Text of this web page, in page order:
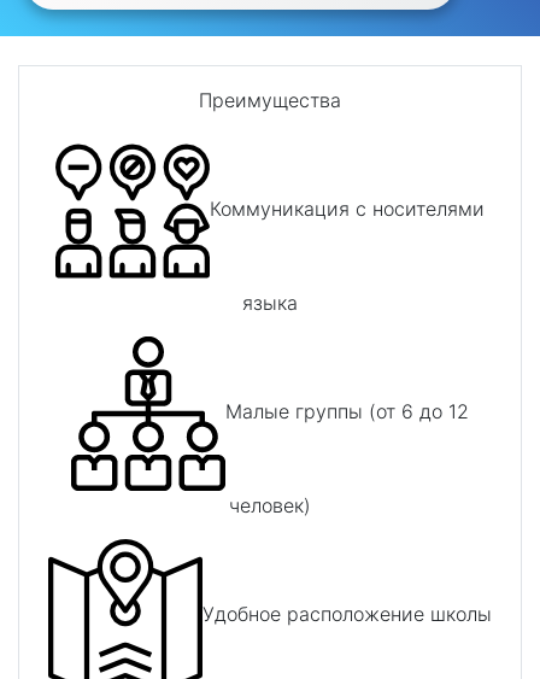
Преимущества
Коммуникация с носителями
языка
Малые группы (от 6 до 12
человек)
Удобное расположение школы